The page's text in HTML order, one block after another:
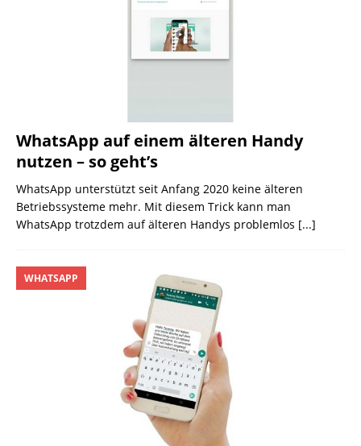
WhatsApp auf einem älteren Handy
nutzen – so geht’s
WhatsApp unterstützt seit Anfang 2020 keine älteren
Betriebs­systeme mehr. Mit diesem Trick kann man
WhatsApp trotzdem auf älteren Handys problemlos [...]
WHATSAPP